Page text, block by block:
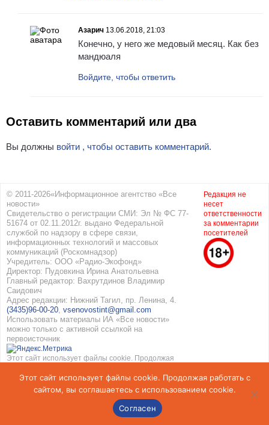
Азарич 13.06.2018, 21:03
Конечно, у него же медовый месяц. Как без
мандюаля
Войдите, чтобы ответить
Оставить комментарий или два
Вы должны войти , чтобы оставить комментарий.
© 2011-2026«Информационное агентство «Все
новости»
Свидетельство о регистрации СМИ: Эл № ФС 77-
51674 от 02.11.2012г. выдано Федеральной
службой по надзору в сфере связи,
информационных технологий и массовых
коммуникаций (Роскомнадзор)
Учредитель: ООО «Радио-Экофонд»
Директор: Пудовкина Ирина Анатольевна
Главный редактор: Вахрутдинов Владимир
Саидович
Адрес редакции: Нижний Тагил, пр. Ленина, 4.
(3435)96-00-20, vsenovostint@gmail.com
Использовать материалы ИА «Все новости»
можно только с активной ссылкой на
первоисточник
Этот сайт использует файлы cookie. Продолжая
использованием cookie. Подробнее вПолитике
конфиденциальностииСоглашение об обработке
персональных данных
Редакция не
несет
ответственности
за комментарии
посетителей
Этот сайт использует файлы cookie. Продолжая работать с
сайтом, вы соглашаетесь с использованием cookie.
Согласен